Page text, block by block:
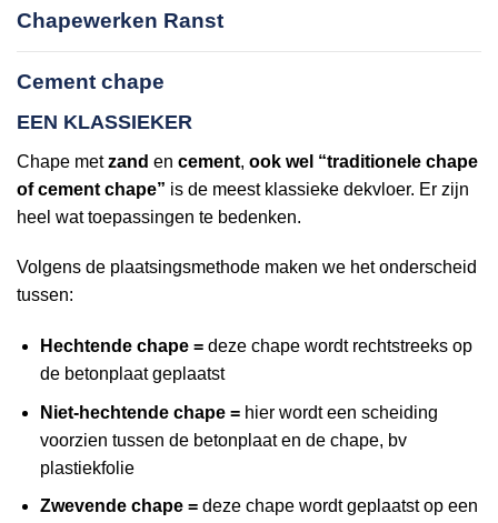
Chapewerken Ranst
Cement chape
EEN KLASSIEKER
Chape metzand en cement, ook wel “traditionele chape
of cement chape” is de meest klassieke dekvloer. Er zijn
heel wat toepassingen te bedenken.
Volgens de plaatsingsmethode maken we het onderscheid
tussen:
Hechtende chape = deze chape wordt rechtstreeks op
de betonplaat geplaatst
Niet-hechtende chape = hier wordt een scheiding
voorzien tussen de betonplaat en de chape, bv
plastiekfolie
Zwevende chape = deze chape wordt geplaatst op een